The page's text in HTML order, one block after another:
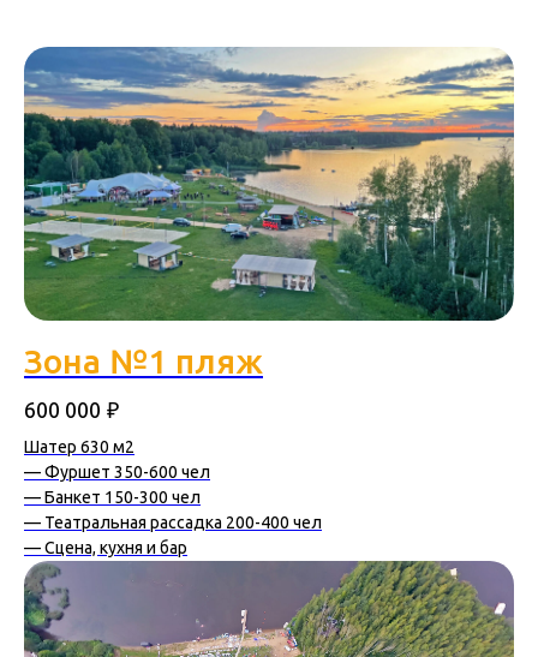
Зона №1 пляж
600 000 ₽
Шатер 630 м2
— Фуршет 350-600 чел
— Банкет 150-300 чел
— Театральная рассадка 200-400 чел
— Сцена, кухня и бар